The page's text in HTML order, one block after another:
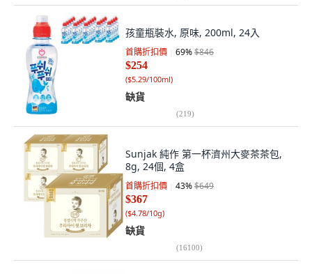
孩童瓶裝水, 原味, 200ml, 24入
首購折扣價 69%$846
$254
($5.29/100ml)
缺貨
(219)
Sunjak 純作 第一杯濟州大麥茶茶包,
8g, 24個, 4盒
首購折扣價 43%$649
$367
($4.78/10g)
缺貨
(16100)